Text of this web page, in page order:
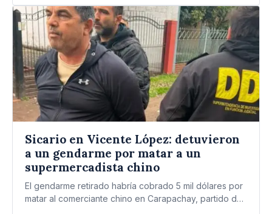
Sicario en Vicente López: detuvieron
a un gendarme por matar a un
supermercadista chino
El gendarme retirado habría cobrado 5 mil dólares por
matar al comerciante chino en Carapachay, partido de